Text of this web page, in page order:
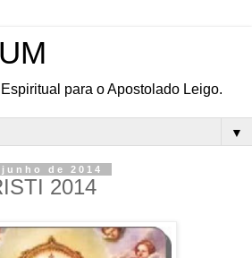
para o Apostolado Leigo.
▼
de 2014
2014